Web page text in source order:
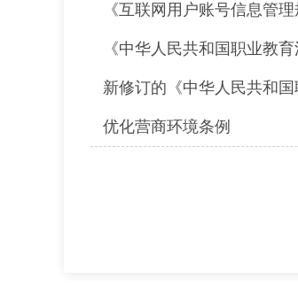
《互联网用户账号信息管
《中华人民共和国职业教
新修订的《中华人民共和
优化营商环境条例